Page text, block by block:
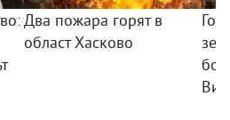
Два пожара горят в
област Хасково